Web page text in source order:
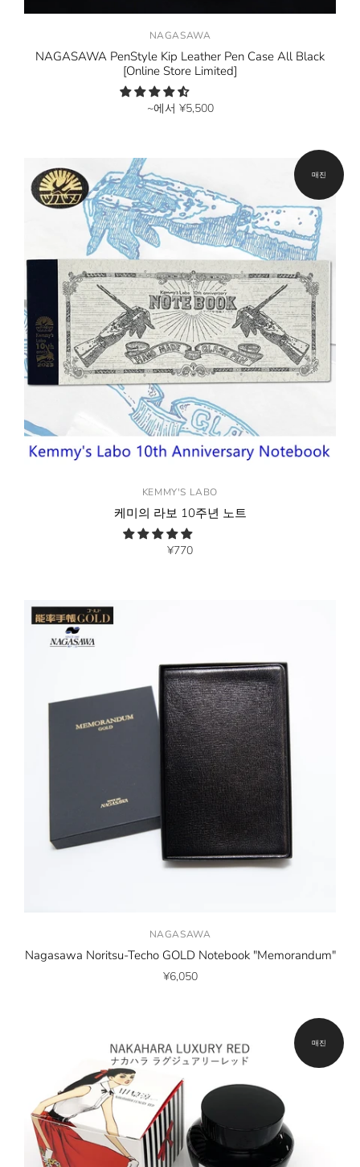
NAGASAWA
NAGASAWA PenStyle Kip Leather Pen Case All Black
[Online Store Limited]
~에서 ¥5,500
KEMMY'S LABO
케미의 라보 10주년 노트
¥770
NAGASAWA
Nagasawa Noritsu-Techo GOLD Notebook "Memorandum"
¥6,050